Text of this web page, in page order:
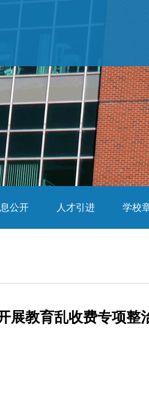
公开 人才引进 学校
展教育乱收费专项整